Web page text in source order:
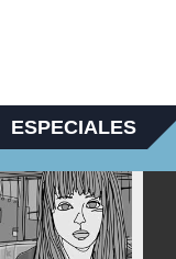
ESPECIALES